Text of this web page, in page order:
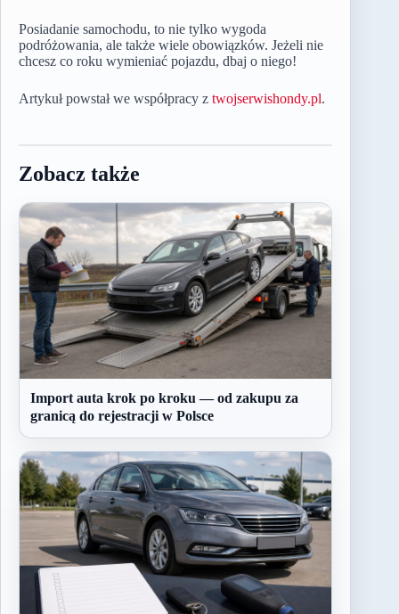
Posiadanie samochodu, to nie tylko wygoda
podróżowania, ale także wiele obowiązków. Jeżeli nie
chcesz co roku wymieniać pojazdu, dbaj o niego!
Artykuł powstał we współpracy z twojserwishondy.pl.
Zobacz także
Import auta krok po kroku — od zakupu za
granicą do rejestracji w Polsce